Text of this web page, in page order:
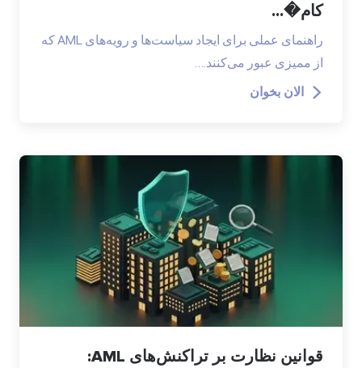
کام�...
راهنمای عملی برای ایجاد سیاست‌ها و رویه‌های AML که
از ممیزی عبور می‌کنند.…
الان بخوان
قوانین نظارت بر تراکنش‌های AML: